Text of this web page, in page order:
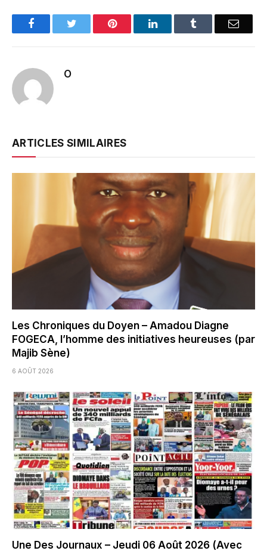
FacebookTwitter Pinterest LinkedInTumblr Email
O
ARTICLES SIMILAIRES
Les Chroniques du Doyen – Amadou Diagne
FOGECA, l’homme des initiatives heureuses (par
Majib Sène)
6 AOÛT 2026
Une Des Journaux – Jeudi 06 Août 2026 (Avec